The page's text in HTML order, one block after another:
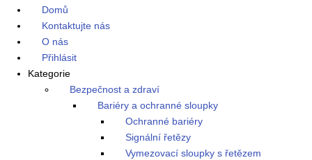
Domů
Kontaktujte nás
O nás
Přihlásit
Kategorie
Bezpečnost a zdraví
Bariéry a ochranné sloupky
Ochranné bariéry
Signální řetězy
Vymezovací sloupky s řetězem